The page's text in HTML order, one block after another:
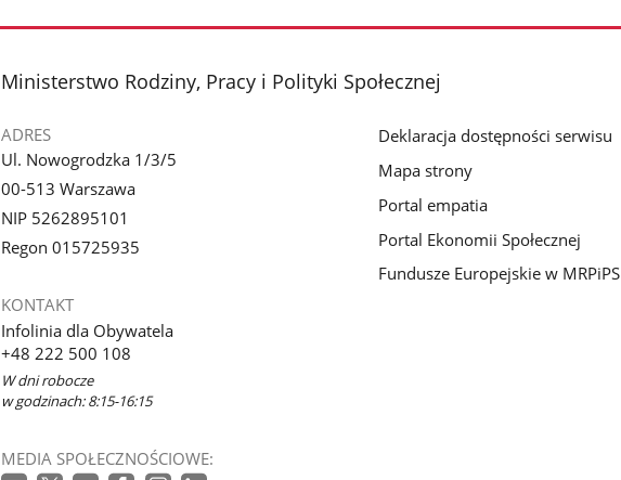
stopka
Ministerstwo Rodziny, Pracy i Polityki Społecznej
ADRES
Ul. Nowogrodzka 1/3/5
00-513 Warszawa
NIP 5262895101
Regon 015725935
KONTAKT
Infolinia dla Obywatela
+48 222 500 108
W dni robocze
w godzinach: 8:15-16:15
MEDIA SPOŁECZNOŚCIOWE:
Deklaracja dostępności serwisu
Mapa strony
Portal empatia
Portal Ekonomii Społecznej
Fundusze Europejskie w MRPiPS